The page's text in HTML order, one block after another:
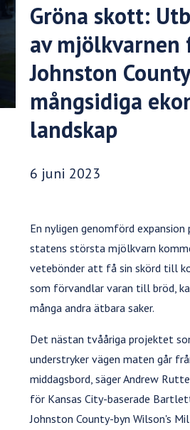
Gröna skott:
av mjölkvarnen
Johnston
mångsidiga
landskap
Publiceringsdatum:
6 juni 2023
En nyligen genomförd
statens största mjölkvarn
vetebönder att få sin skörd till
som förvandlar varan till bröd,
många andra ätbara saker.
Det nästan tvååriga projektet
understryker vägen maten går
middagsbord, säger Andrew
för Kansas City-baserade
Johnston County-byn Wilson's